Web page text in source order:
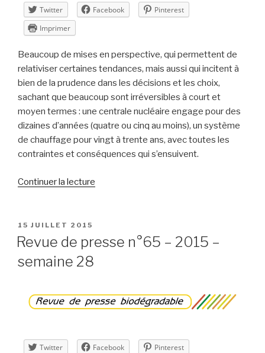
Twitter Facebook
Pinterest
Imprimer
Beaucoup de mises en perspective, qui permettent de
relativiser certaines tendances, mais aussi qui incitent à
bien de la prudence dans les décisions et les choix,
sachant que beaucoup sont irréversibles à court et
moyen termes : une centrale nucléaire engage pour des
dizaines d’années (quatre ou cinq au moins), un système
de chauffage pour vingt à trente ans, avec toutes les
contraintes et conséquences qui s’ensuivent.
Continuer la lecture
n°66
semaine
29 »
PUBLIÉ
LE
15 JUILLET 2015
Revue de presse n°65 – 2015 –
semaine 28
Twitter Facebook
Pinterest